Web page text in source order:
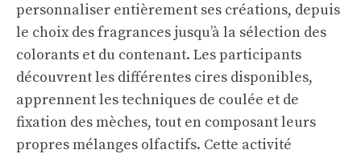
personnaliser entièrement ses créations, depuis
le choix des fragrances jusqu’à la sélection des
colorants et du contenant. Les participants
découvrent les différentes cires disponibles,
apprennent les techniques de coulée et de
fixation des mèches, tout en composant leurs
propres mélanges olfactifs. Cette activité